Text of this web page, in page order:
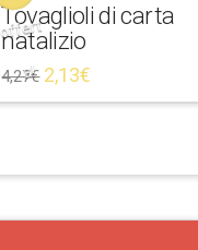
offert
a!
Tovaglioli di carta
natalizio
4,27€ 2,13€